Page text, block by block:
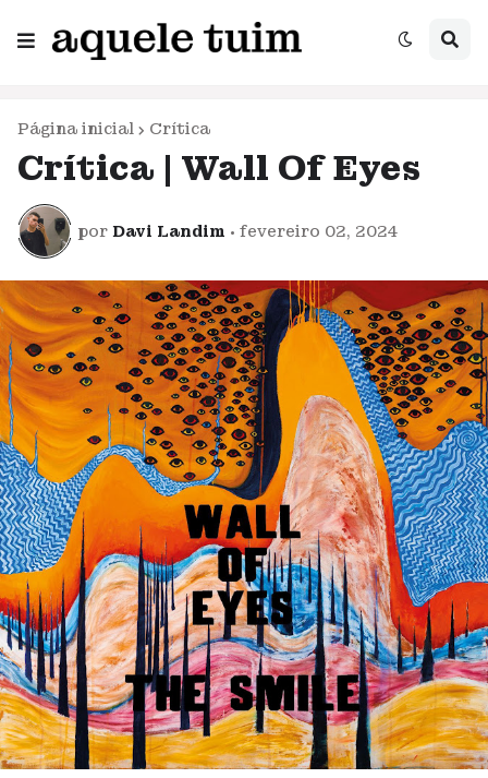
Página inicial Crítica
Crítica | Wall Of Eyes
por Davi Landim • fevereiro 02, 2024